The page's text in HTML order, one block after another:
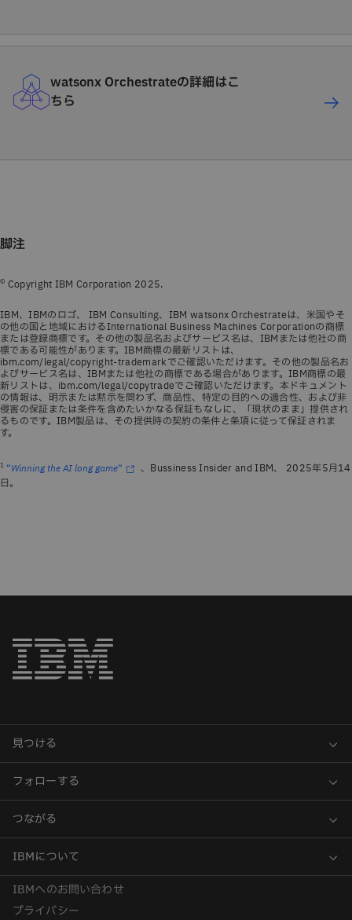
watsonx Orchestrateの詳細はこ
ちら
脚注
© Copyright IBM Corporation 2025.
IBM、IBMのロゴ、 IBM Consulting、IBM watsonx Orchestrateは、米国やそ
の他の国と地域におけるInternational Business Machines Corporationの商標
または登録商標です。その他の製品名およびサービス名は、IBMまたは他社の商
標である可能性があります。IBM商標の最新リストは、
ibm.com/legal/copyright-trademarkでご確認いただけます。その他の製品名お
よびサービス名は、IBMまたは他社の商標である場合があります。IBM商標の最
新リストは、ibm.com/legal/copytradeでご確認いただけます。本ドキュメント
の情報は、明示または黙示を問わず、商品性、特定の目的への適合性、および非
侵害の保証または条件を含めたいかなる保証もなしに、「現状のまま」提供され
るものです。IBM製品は、その提供時の契約の条件と条項に従って保証されま
す。
1 “Winning the AI long game“
、Bussiness Insider and IBM、 2025年5月14
日。
IBMへのお問い合わせ
プライバシー